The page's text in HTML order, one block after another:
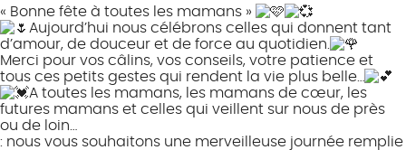
« Bonne fête à toutes les mamans »
Aujourd’hui nous célébrons celles qui donnent tant
d’amour, de douceur et de force au quotidien.
Merci pour vos câlins, vos conseils, votre patience et
tous ces petits gestes qui rendent la vie plus belle…
A toutes les mamans, les mamans de cœur, les
futures mamans et celles qui veillent sur nous de près
ou de loin…
: nous vous souhaitons une merveilleuse journée remplie